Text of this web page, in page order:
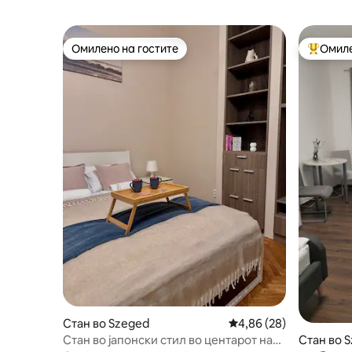
Омилено на гостите
Омилено на гостите
Стан во Szeged Просечна оцена:
4,86 (28)
Стан во јапонски стил во центарот на
Меѓу
Стан во